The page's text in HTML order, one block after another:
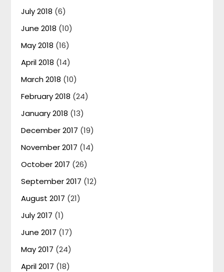
July 2018 (6)
June 2018 (10)
May 2018 (16)
April 2018 (14)
March 2018 (10)
February 2018 (24)
January 2018 (13)
December 2017 (19)
November 2017 (14)
October 2017 (26)
September 2017 (12)
August 2017 (21)
July 2017 (1)
June 2017 (17)
May 2017 (24)
April 2017 (18)